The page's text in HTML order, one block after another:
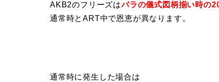
AKB2のフリーズはバラの儀式図柄揃い時の
通常時とART中で恩恵が異なります。
通常時に発生した場合は